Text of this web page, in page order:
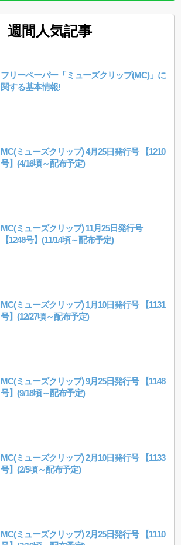
週間人気記事
フリーペーパー「ミューズクリップ(MC)」に
関する基本情報!
MC(ミューズクリップ) 4月25日発行号 【1210
号】(4/16頃～配布予定)
MC(ミューズクリップ) 11月25日発行号
【1248号】(11/14頃～配布予定)
MC(ミューズクリップ) 1月10日発行号 【1131
号】(12/27頃～配布予定)
MC(ミューズクリップ) 9月25日発行号 【1148
号】(9/18頃～配布予定)
MC(ミューズクリップ) 2月10日発行号 【1133
号】(2/5頃～配布予定)
MC(ミューズクリップ) 2月25日発行号 【1110